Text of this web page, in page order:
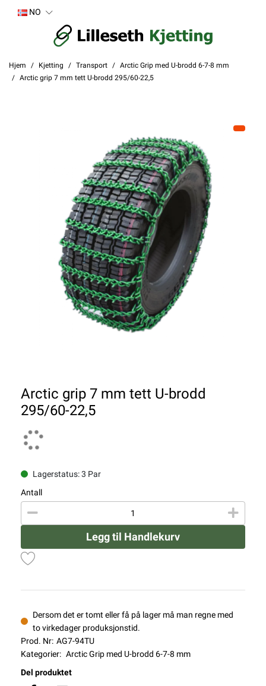
NO
Hjem Kjetting Transport
Arctic Grip med U-brodd 6-7-8 mm
Arctic grip 7 mm tett U-brodd 295/60-22,5
Arctic grip 7 mm tett U-brodd
295/60-22,5
Lagerstatus: 3 Par
Antall
Legg til Handlekurv
Dersom det er tomt eller få på lager må man regne med
to virkedager produksjonstid.
Prod. Nr: AG7-94TU
Kategorier: Arctic Grip med U-brodd 6-7-8 mm
Del produktet